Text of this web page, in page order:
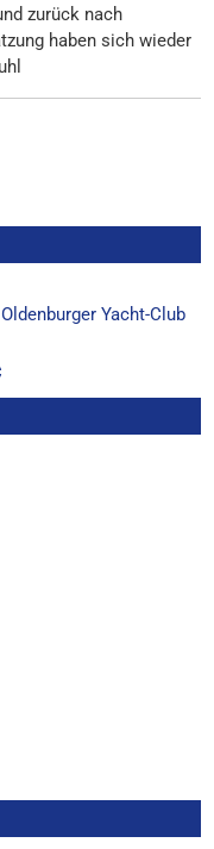
zurück nach
haben sich wieder
Yacht-Club